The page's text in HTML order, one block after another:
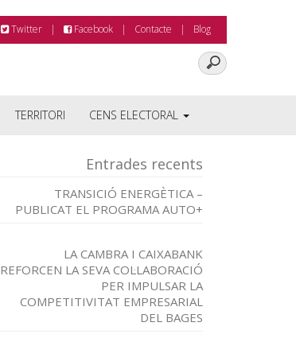
Twitter Facebook Contacte Blog
TERRITORI CENS ELECTORAL
Entrades recents
TRANSICIÓ ENERGÈTICA –
PUBLICAT EL PROGRAMA AUTO+
LA CAMBRA I CAIXABANK
REFORCEN LA SEVA COL·LABORACIÓ
PER IMPULSAR LA
COMPETITIVITAT EMPRESARIAL
DEL BAGES